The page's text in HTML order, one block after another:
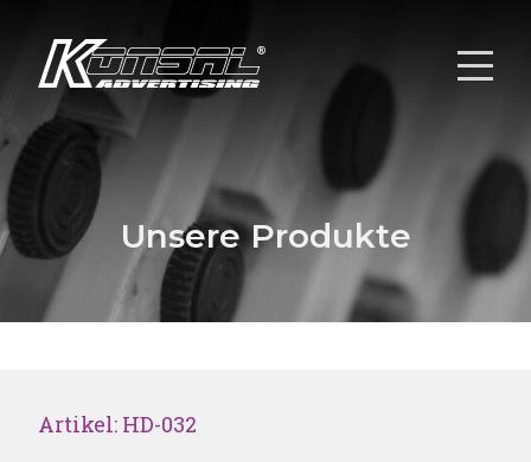
Unsere Produkte
Artikel: HD-032